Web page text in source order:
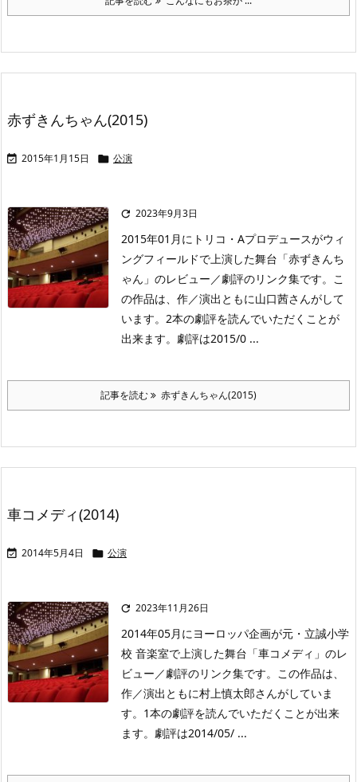
赤ずきんちゃん(2015)
 2015年1月15日  公演
 2023年9月3日
2015年01月にトリコ・Aプロデュースがウィ
ングフィールドで上演した舞台「赤ずきんち
ゃん」のレビュー／劇評のリンク集です。こ
の作品は、作／演出ともに山口茜さんがして
います。2本の劇評を読んでいただくことが
出来ます。劇評は2015/0 ...
記事を読む 赤ずきんちゃん(2015)
車コメディ(2014)
 2014年5月4日  公演
 2023年11月26日
2014年05月にヨーロッパ企画が元・立誠小学
校 音楽室で上演した舞台「車コメディ」のレ
ビュー／劇評のリンク集です。この作品は、
作／演出ともに村上慎太郎さんがしていま
す。1本の劇評を読んでいただくことが出来
ます。劇評は2014/05/ ...